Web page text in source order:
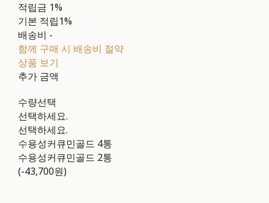
적립금 1%
기본 적립1%
배송비 -
함께 구매 시 배송비 절약
상품 보기
추가 금액
수량선택
선택하세요.
선택하세요.
수용성커큐민골드 4통
수용성커큐민골드 2통
(-43,700원)